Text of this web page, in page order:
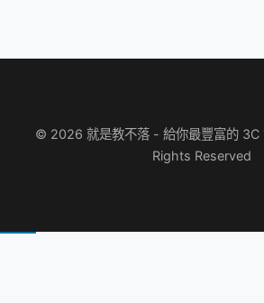
© 2026 就是教不落 - 給你最豐富的 3C
Rights Reserved